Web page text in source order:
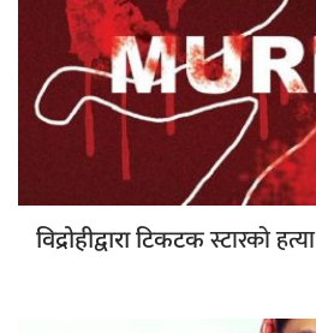
विद्रोहीद्वारा टिकटकस्टारको हत्या